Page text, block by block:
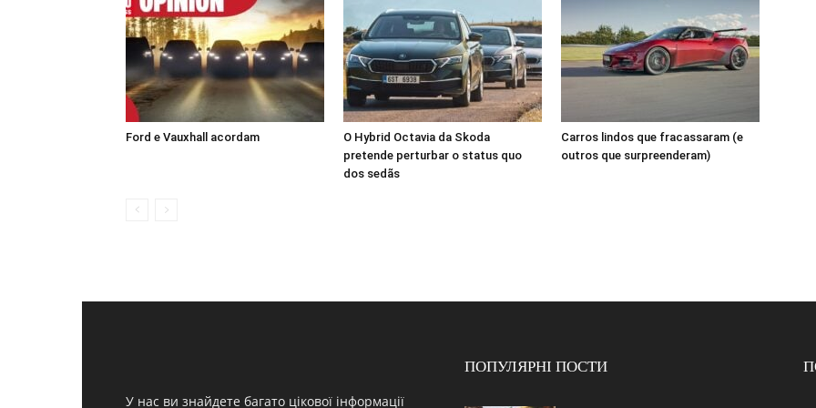
Ford e Vauxhall acordam
O Hybrid Octavia da Skoda
pretende perturbar o status quo
dos sedãs
Carros lindos que fracassaram (e
outros que surpreenderam)
У нас ви знайдете багато цікової інформації
ПОПУЛЯРНІ ПОСТИ